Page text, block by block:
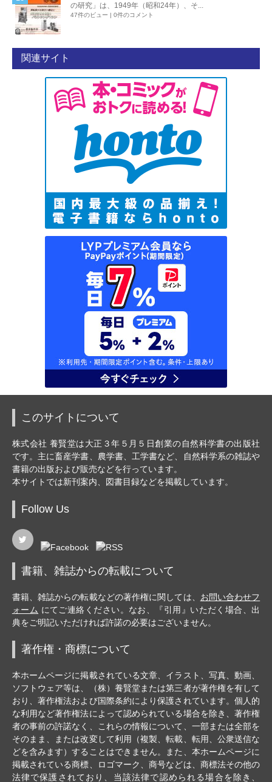
の研究」は、1949年（昭和24年）、そ...
47件のビュー | 0件のコメント
関連サイト
このサイトについて
株式会社 養賢堂は大正３年５月５日創業の自然科学書の出版社
です。主に畜産学書、農学書、工学書など、自然科学系の雑誌や
書籍の出版および販売などを行っています。
本サイトでは新刊案内、図書目録などを掲載しています。
Follow Us
書籍、雑誌からの転載について
書籍、雑誌からの転載などの著作権に関しては、 お問い合わせフ
ォーム にてご連絡ください。なお、『引用』いただく場合、出
典をご明記いただければ許諾の必要はございません。
著作権・商標について
本ホームページに掲載されている文章、イラスト、写真、動画、
ソフトウェア等は、（株）養賢堂または第三者が著作権を有して
おり、著作権法および国際条約により保護されています。個人的
な利用など著作権法によって認められている場合を除き、著作権
者の事前の許諾なく、これらの情報について、一部または全部を
そのまま、または改変して利用（複製、転載、転用、公衆送信な
どを含みます）することはできません。また、本ホームページに
掲載されている商標、ロゴマーク、商号などは、商標法その他の
法律で保護されており、当該法律で認められる場合を除き、